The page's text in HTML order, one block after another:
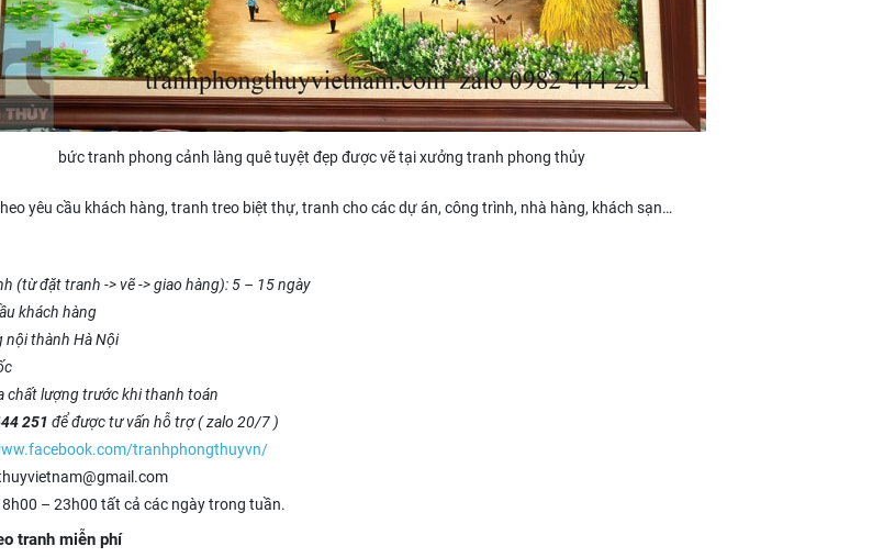
bức tranh phong cảnh làng quê tuyệt đẹp được vẽ tại xưởng tranh phong thủy
yêu cầu khách hàng, tranh treo biệt thự, tranh cho các dự án, công trình, nhà hàng, khách sạn…
(từ đặt tranh -> vẽ -> giao hàng): 5 – 15 ngày
khách hàng
nội thành Hà Nội
chất lượng trước khi thanh toán
251 để được tư vấn hỗ trợ ( zalo 20/7 )
tranhphongthuyvn/
8h00 – 23h00 tất cả các ngày trong tuần.
tranh miễn phí